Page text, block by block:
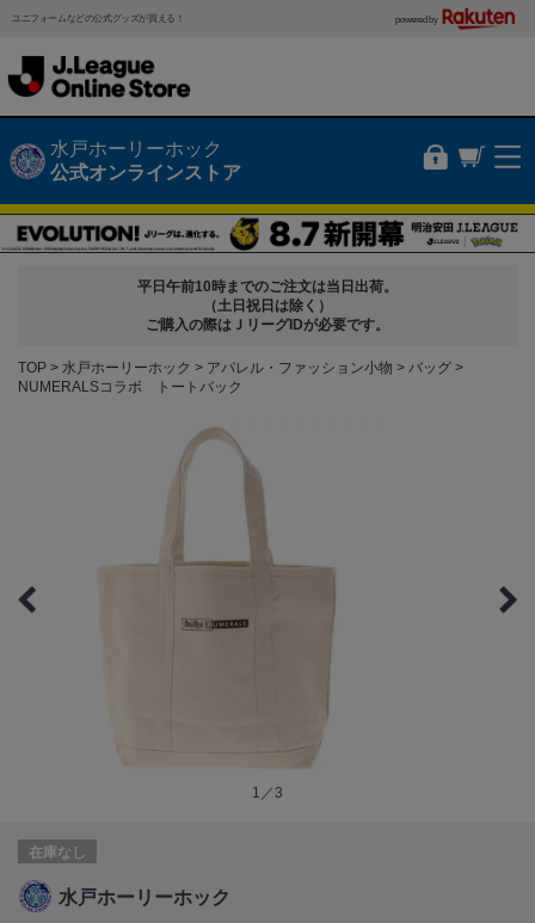
ユニフォームなどの公式グッズが買える！ powered by
水戸ホーリーホック
公式オンラインストア
平日午前10時までのご注文は当日出荷。
（土日祝日は除く）
ご購入の際はＪリーグIDが必要です。
TOP 水戸ホーリーホック アパレル・ファッション小物
バッグ
NUMERALSコラボ トートバック
1／3
在庫なし
水戸ホーリーホック